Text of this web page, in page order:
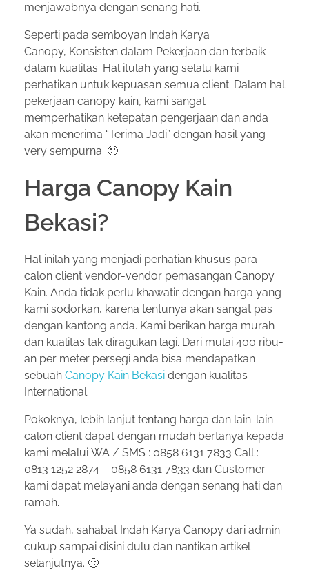
menjawabnya dengan senang hati.
Seperti pada semboyan Indah Karya
Canopy, Konsisten dalam Pekerjaan dan terbaik
dalam kualitas. Hal itulah yang selalu kami
perhatikan untuk kepuasan semua client. Dalam hal
pekerjaan canopy kain, kami sangat
memperhatikan ketepatan pengerjaan dan anda
akan menerima “Terima Jadi” dengan hasil yang
very sempurna. 🙂
Harga Canopy Kain
Bekasi?
Hal inilah yang menjadi perhatian khusus para
calon client vendor-vendor pemasangan Canopy
Kain. Anda tidak perlu khawatir dengan harga yang
kami sodorkan, karena tentunya akan sangat pas
dengan kantong anda. Kami berikan harga murah
dan kualitas tak diragukan lagi. Dari mulai 400 ribu-
an per meter persegi anda bisa mendapatkan
sebuah Canopy Kain Bekasi dengan kualitas
International.
Pokoknya, lebih lanjut tentang harga dan lain-lain
calon client dapat dengan mudah bertanya kepada
kami melalui WA / SMS : 0858 6131 7833 Call :
0813 1252 2874 – 0858 6131 7833 dan Customer
kami dapat melayani anda dengan senang hati dan
ramah.
Ya sudah, sahabat Indah Karya Canopy dari admin
cukup sampai disini dulu dan nantikan artikel
selanjutnya. 🙂